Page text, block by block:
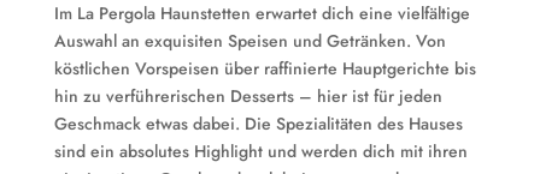
Im La Pergola Haunstetten erwartet dich eine vielfältige
Auswahl an exquisiten Speisen und Getränken. Von
köstlichen Vorspeisen über raffinierte Hauptgerichte bis
hin zu verführerischen Desserts – hier ist für jeden
Geschmack etwas dabei. Die Spezialitäten des Hauses
sind ein absolutes Highlight und werden dich mit ihren